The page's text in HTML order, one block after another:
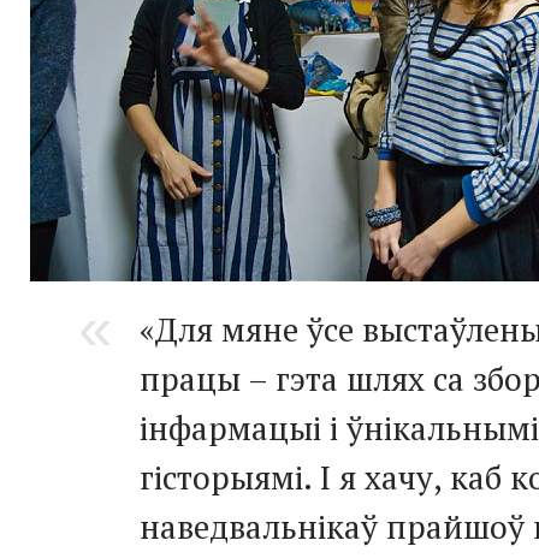
«Для мяне ўсе
працы – гэта шлях са
інфармацыі і ўнікальнымі
гісторыямі. І я хачу, каб
наведвальнікаў прайшоў